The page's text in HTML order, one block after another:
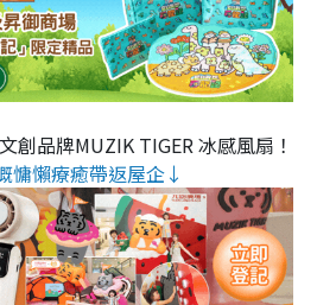
創品牌MUZIK TIGER 冰感風扇！
慵懶療癒帶返屋企↓